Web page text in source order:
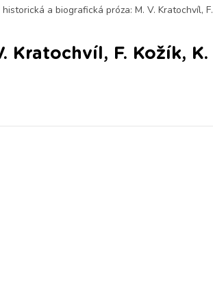
a biografická próza: M. V. Kratochvíl, F.
Kratochvíl, F. Kožík, K.